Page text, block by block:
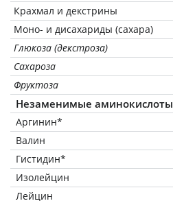
Крахмал и декстрины
Моно- и дисахариды (сахара)
Глюкоза (декстроза)
Сахароза
Фруктоза
Незаменимые аминокислоты
Аргинин*
Валин
Гистидин*
Изолейцин
Лейцин